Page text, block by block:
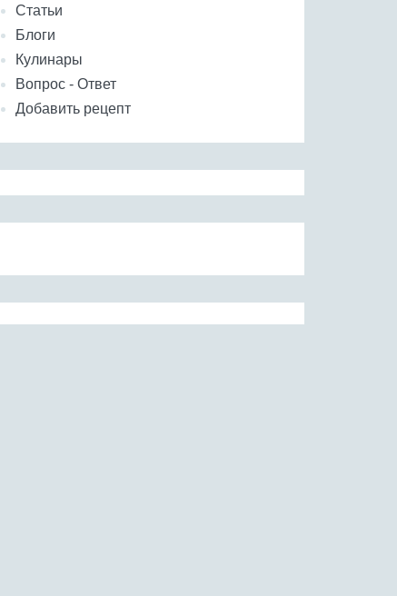
Статьи
Блоги
Кулинары
Вопрос - Ответ
Добавить рецепт